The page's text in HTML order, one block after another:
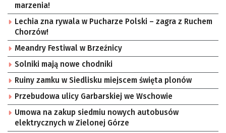
marzenia!
Lechia zna rywala w Pucharze Polski – zagra z Ruchem
Chorzów!
Meandry Festiwal w Brzeźnicy
Solniki mają nowe chodniki
Ruiny zamku w Siedlisku miejscem święta plonów
Przebudowa ulicy Garbarskiej we Wschowie
Umowa na zakup siedmiu nowych autobusów
elektrycznych w Zielonej Górze